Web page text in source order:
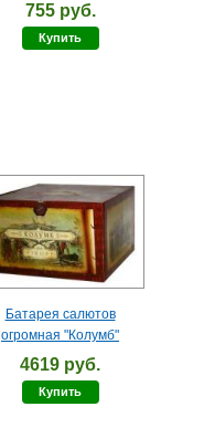
755 руб.
Купить
Батарея салютов
огромная "Колумб"
4619 руб.
Купить